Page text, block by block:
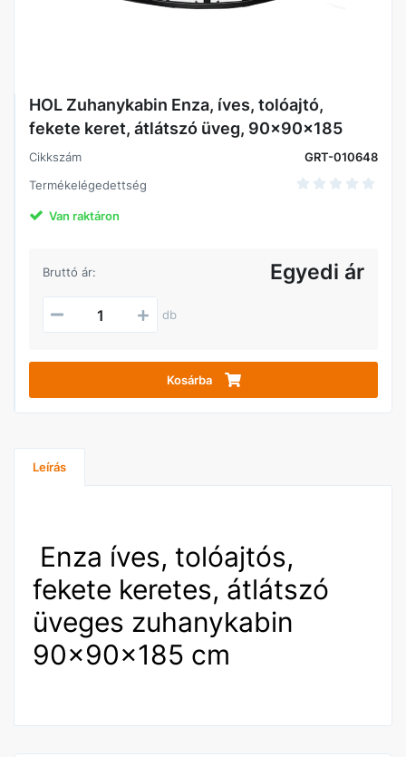
HOL Zuhanykabin Enza, íves, tolóajtó,
fekete keret, átlátszó üveg, 90x90x185
Cikkszám
GRT-010648
Termékelégedettség
Van raktáron
Bruttó ár: Egyedi ár
db
Kosárba
Leírás
Enza íves, tolóajtós,
fekete keretes, átlátszó
üveges zuhanykabin
90x90x185 cm